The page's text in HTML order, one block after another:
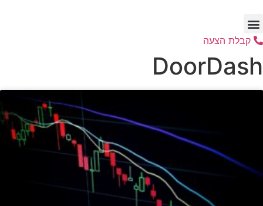
לתוכן
קבלת הצעה
DoorDash